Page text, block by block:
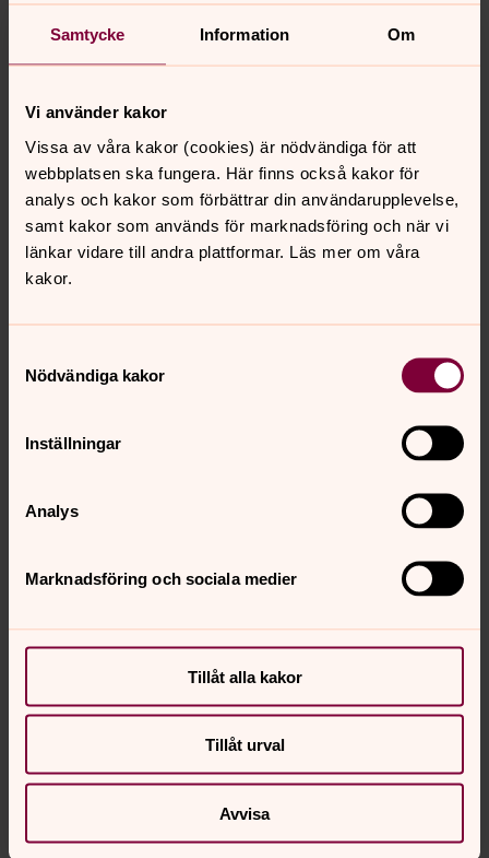
Samtycke Information Om
Vi använder kakor
Vissa av våra kakor (cookies) är nödvändiga för att
webbplatsen ska fungera. Här finns också kakor för
analys och kakor som förbättrar din användarupplevelse,
samt kakor som används för marknadsföring och när vi
länkar vidare till andra plattformar. Läs mer om våra
kakor.
Nödvändiga kakor
Inställningar
Analys
Marknadsföring och sociala medier
Tillåt alla kakor
Tillåt urval
Avvisa
Vaktmästare, Tunabergs församling
E-post: